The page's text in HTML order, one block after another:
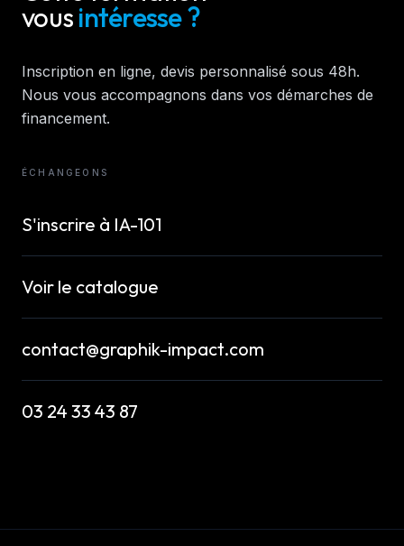
vousintéresse ?
Inscription en ligne, devis personnalisé sous 48h.
Nous vous accompagnons dans vos démarches de
financement.
ÉCHANGEONS
S'inscrire à IA-101
Voir le catalogue
contact@graphik-impact.com
03 24 33 43 87